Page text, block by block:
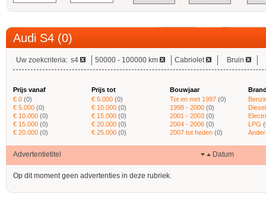
Audi S4 (0)
Uw zoekcriteria: s4 50000 - 100000 km Cabriolet Bruin
Prijs vanaf
€ 0 (0)
€ 5.000 (0)
€ 10.000 (0)
€ 15.000 (0)
€ 20.000 (0)
Prijs tot
€ 5.000 (0)
€ 10.000 (0)
€ 15.000 (0)
€ 20.000 (0)
€ 25.000 (0)
Bouwjaar
Tot en met 1997 (0)
1998 - 2000 (0)
2001 - 2003 (0)
2004 - 2006 (0)
2007 tot heden (0)
Diesel
LPG
Advertentietitel Datum
Op dit moment geen advertenties in deze rubriek.